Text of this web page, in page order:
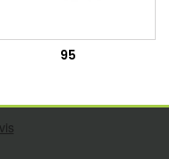
95